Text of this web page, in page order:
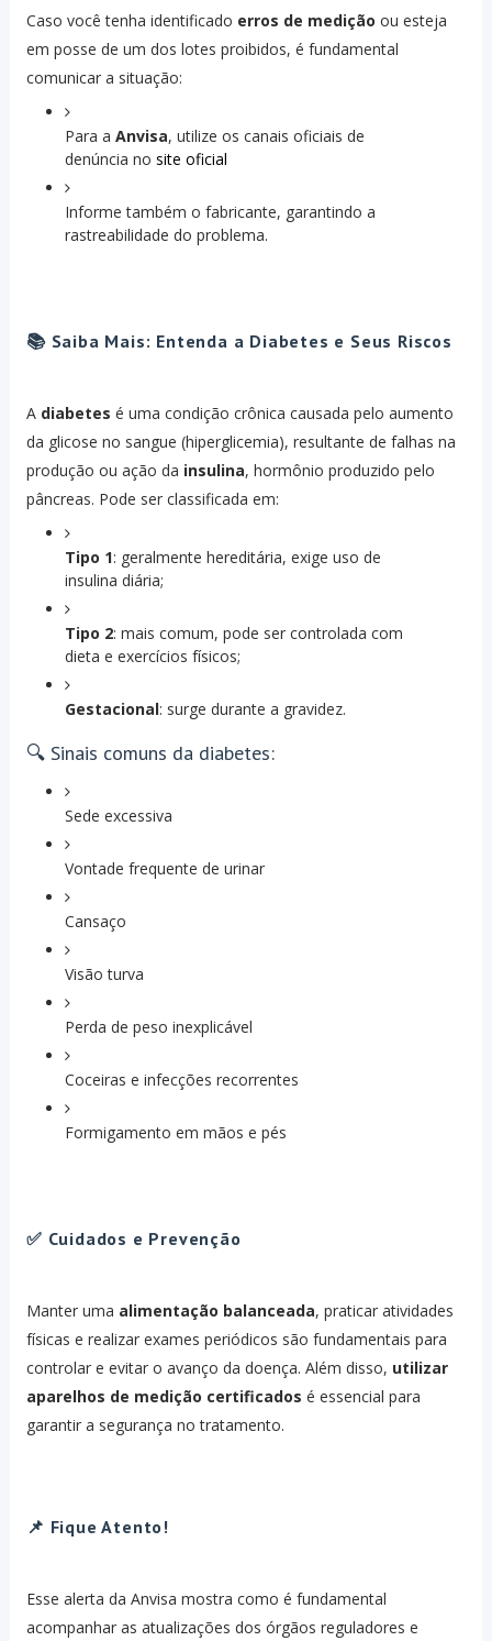
Caso você tenha identificado erros de medição ou esteja
em posse de um dos lotes proibidos, é fundamental
comunicar a situação:
Para a Anvisa, utilize os canais oficiais de
denúncia no site oficial
Informe também o fabricante, garantindo a
rastreabilidade do problema.
📚 Saiba Mais: Entenda a Diabetes e Seus Riscos
A diabetes é uma condição crônica causada pelo aumento
da glicose no sangue (hiperglicemia), resultante de falhas na
produção ou ação da insulina, hormônio produzido pelo
pâncreas. Pode ser classificada em:
Tipo 1: geralmente hereditária, exige uso de
insulina diária;
Tipo 2: mais comum, pode ser controlada com
dieta e exercícios físicos;
Gestacional: surge durante a gravidez.
🔍 Sinais comuns da diabetes:
Sede excessiva
Vontade frequente de urinar
Cansaço
Visão turva
Perda de peso inexplicável
Coceiras e infecções recorrentes
Formigamento em mãos e pés
✅ Cuidados e Prevenção
Manter uma alimentação balanceada, praticar atividades
físicas e realizar exames periódicos são fundamentais para
controlar e evitar o avanço da doença. Além disso, utilizar
aparelhos de medição certificados é essencial para
garantir a segurança no tratamento.
📌 Fique Atento!
Esse alerta da Anvisa mostra como é fundamental
acompanhar as atualizações dos órgãos reguladores e